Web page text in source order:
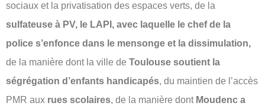
sociaux et la privatisation des espaces verts, de la
sulfateuse à PV, le LAPI, avec laquelle le chef de la
police s’enfonce dans le mensonge et la dissimulation,
de la manière dont la ville de Toulouse soutient la
ségrégation d’enfants handicapés, du maintien de l’accès
PMR aux rues scolaires, de la manière dont Moudenc a